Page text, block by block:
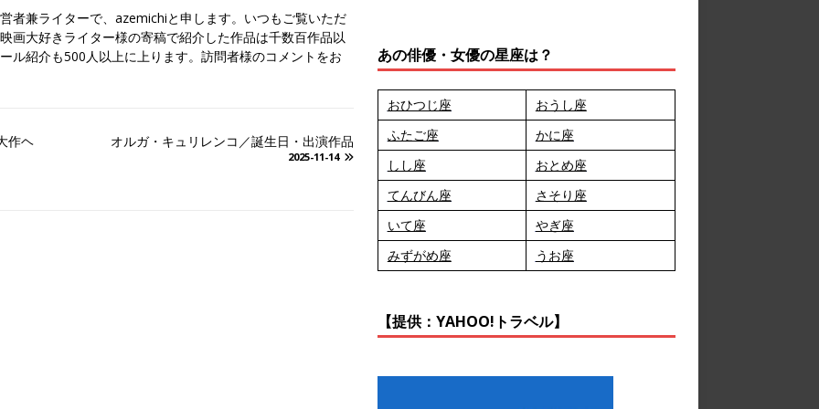
者兼ライターで、azemichiと申します。いつもご覧いただ
画大好きライター様の寄稿で紹介した作品は千数百作品以
ル紹介も500人以上に上ります。訪問者様のコメントをお
作ヘ オルガ・キュリレンコ／誕生日・出演作品
2025-11-14
あの俳優・女優の星座は？
おひつじ座
おうし座
ふたご座
かに座
しし座
おとめ座
てんびん座
さそり座
いて座
やぎ座
みずがめ座
うお座
【提供：YAHOO!トラベル】